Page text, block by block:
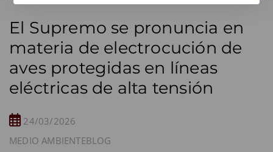
El Supremo se pronuncia en
materia de electrocución de
aves protegidas en líneas
eléctricas de alta tensión
24/03/2026
MEDIO AMBIENTEBLOG